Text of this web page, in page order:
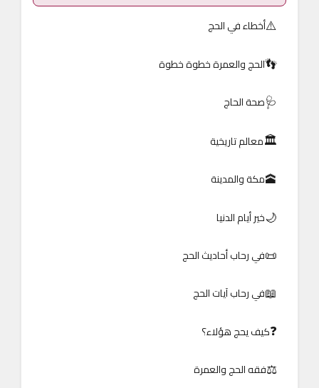
⚠️أخطاء في الحج
👣الحج والعمرة خطوة خطوة
🩺صحة الحاج
🏛️معالم تاريخية
🕋مكة والمدينة
🌙خير أيام الدنيا
📜في رحاب أحاديث الحج
📖في رحاب آيات الحج
❓كيف يحج هؤلاء؟
⚖️فقه الحج والعمرة